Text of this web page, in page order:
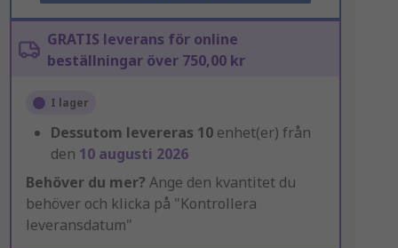
GRATIS leverans för online
beställningar över 750,00 kr
I lager
Dessutom levereras 10 enhet(er) från
den 10 augusti 2026
Behöver du mer? Ange den kvantitet du
behöver och klicka på "Kontrollera
leveransdatum"